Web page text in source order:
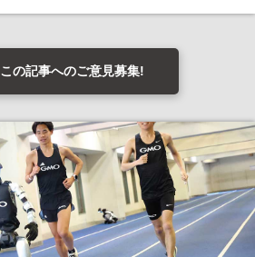
この記事へのご意見募集!